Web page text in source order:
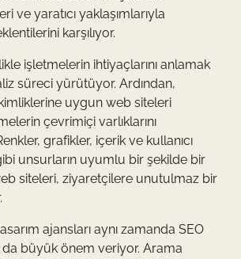
ve yaratıcı yaklaşımlarıyla
karşılıyor.
işletmelerin ihtiyaçlarını anlamak
süreci yürütüyor. Ardından,
uygun web siteleri
çevrimiçi varlıklarını
grafikler, içerik ve kullanıcı
unsurların uyumlu bir şekilde bir
siteleri, ziyaretçilere unutulmaz bir
ajansları aynı zamanda SEO
büyük önem veriyor. Arama